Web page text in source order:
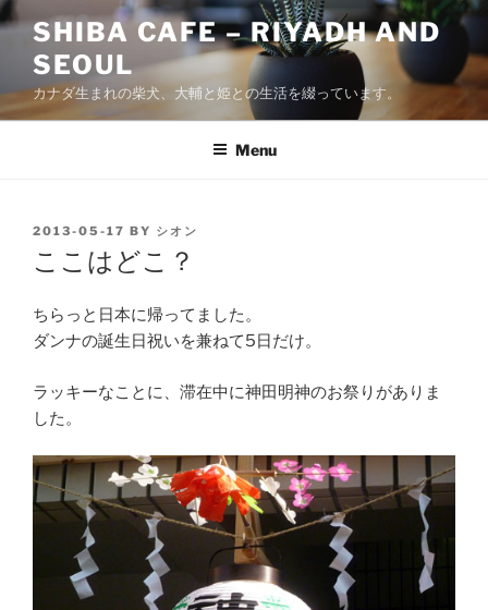
Skip
content
SHIBA CAFE – RIYADH AND
SEOUL
カナダ生まれの柴犬、大輔と姫との生活を綴っています。
Menu
POSTED
2013-05-17 BY シオン
ここはどこ？
ちらっと日本に帰ってました。
ダンナの誕生日祝いを兼ねて5日だけ。
ラッキーなことに、滞在中に神田明神のお祭りがありま
した。